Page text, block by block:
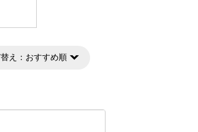
え： おすすめ順